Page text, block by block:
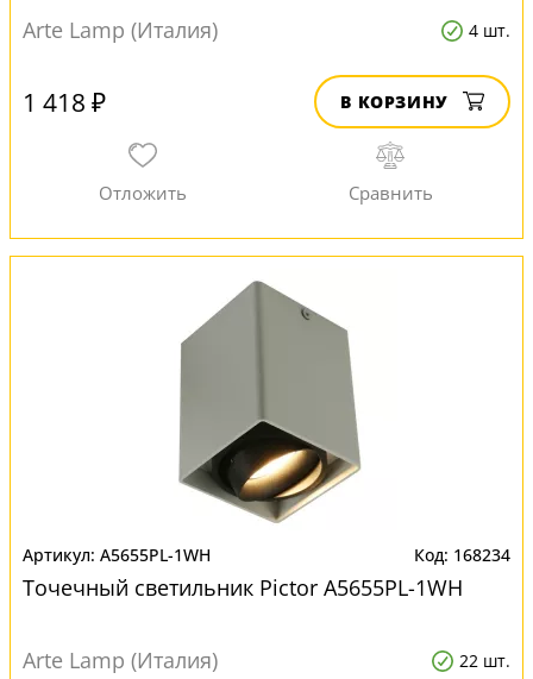
Arte Lamp (Италия) 4 шт.
1 418 ₽ В КОРЗИНУ
A5655PL-1WH 168234
Точечный светильник Pictor A5655PL-1WH
Arte Lamp (Италия) 22 шт.